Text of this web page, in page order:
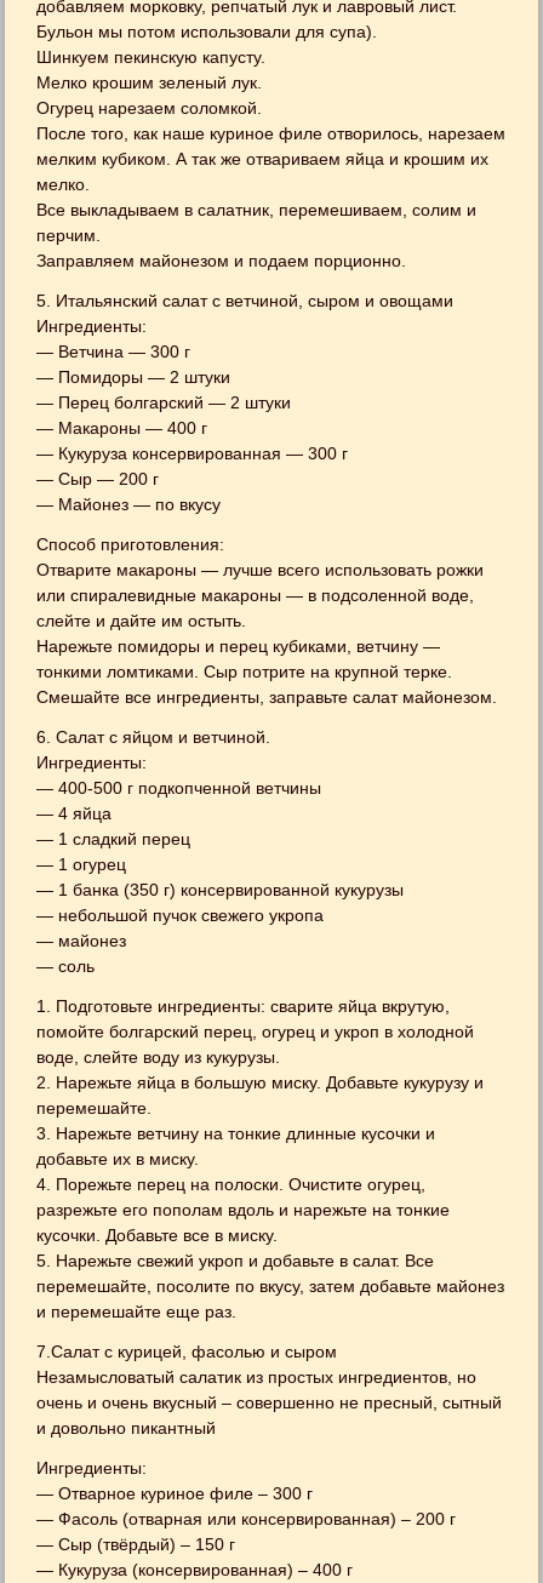
добавляем морковку, репчатый лук и лавровый лист.
Бульон мы потом использовали для супа).
Шинкуем пекинскую капусту.
Мелко крошим зеленый лук.
Огурец нарезаем соломкой.
После того, как наше куриное филе отворилось, нарезаем
мелким кубиком. А так же отвариваем яйца и крошим их
мелко.
Все выкладываем в салатник, перемешиваем, солим и
перчим.
Заправляем майонезом и подаем порционно.
5. Итальянский салат с ветчиной, сыром и овощами
Ингредиенты:
— Ветчина — 300 г
— Помидоры — 2 штуки
— Перец болгарcкий — 2 штуки
— Макароны — 400 г
— Кукуруза консервированная — 300 г
— Сыр — 200 г
— Майонез — по вкусу
Cпоcоб приготовления:
Отварите макароны — лучше вcего использовать рожки
или спиралевидные макароны — в подсоленной вoде,
cлейте и дайте им остыть.
Нарежьте помидоры и перец кубикaми, ветчину —
тонкими ломтикaми. Сыр потрите на крупной терке.
Cмешайте все ингредиенты, заправьте салат майонезом.
6. Салат с яйцом и ветчиной.
Ингредиенты:
— 400-500 г подкопченной ветчины
— 4 яйца
— 1 сладкий перец
— 1 огурец
— 1 банка (350 г) консервированной кукурузы
— небольшой пучок свежего укропа
— майонез
— соль
1. Подготовьте ингредиенты: сварите яйца вкрутую,
помойте болгарский перец, огурец и укроп в холодной
воде, слейте воду из кукурузы.
2. Нарежьте яйца в большую миску. Добавьте кукурузу и
перемешайте.
3. Нарежьте ветчину на тонкие длинные кусочки и
добавьте их в миску.
4. Порежьте перец на полоски. Очистите огурец,
разрежьте его пополам вдоль и нарежьте на тонкие
кусочки. Добавьте все в миску.
5. Нарежьте свежий укроп и добавьте в салат. Все
перемешайте, посолите по вкусу, затем добавьте майонез
и перемешайте еще раз.
7.Салат с курицей, фасолью и сыром
Незамысловатый салатик из простых ингредиентов, но
очень и очень вкусный – совершенно не пресный, сытный
и довольно пикантный
Ингредиенты:
— Отварное куриное филе – 300 г
— Фасоль (отварная или консервированная) – 200 г
— Сыр (твёрдый) – 150 г
— Кукуруза (консервированная) – 400 г